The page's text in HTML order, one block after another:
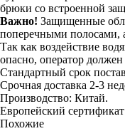
брюки со встроенной
Важно! Защищенные
поперечными полосами,
Так как воздействие
опасно, оператор
Стандартный срок
Срочная доставка 2-3
Производство: Китай.
Европейский сертификат
Похожие